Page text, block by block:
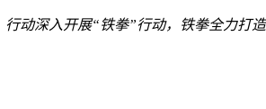
动深入开展“铁拳”行动，铁拳全力打